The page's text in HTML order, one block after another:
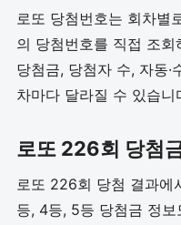
로또 당첨번호는 회차별
의 당첨번호를 직접 조
당첨금, 당첨자 수, 자동
차마다 달라질 수 있습니
로또 226회 당첨
로또 226회 당첨 결과에
등, 4등, 5등 당첨금 정